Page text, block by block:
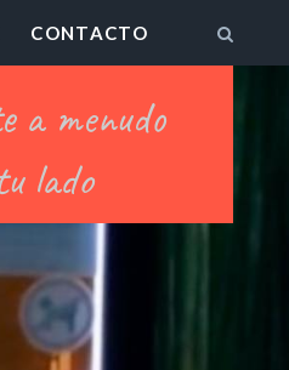
CONTACTO